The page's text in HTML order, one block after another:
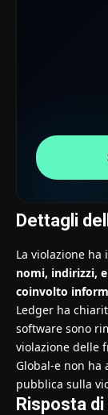
Dettagli
La violazione ha
nomi, indirizzi,
coinvolto
Ledger ha
software sono
violazione delle
Global-e non ha
pubblica sulla
Risposta